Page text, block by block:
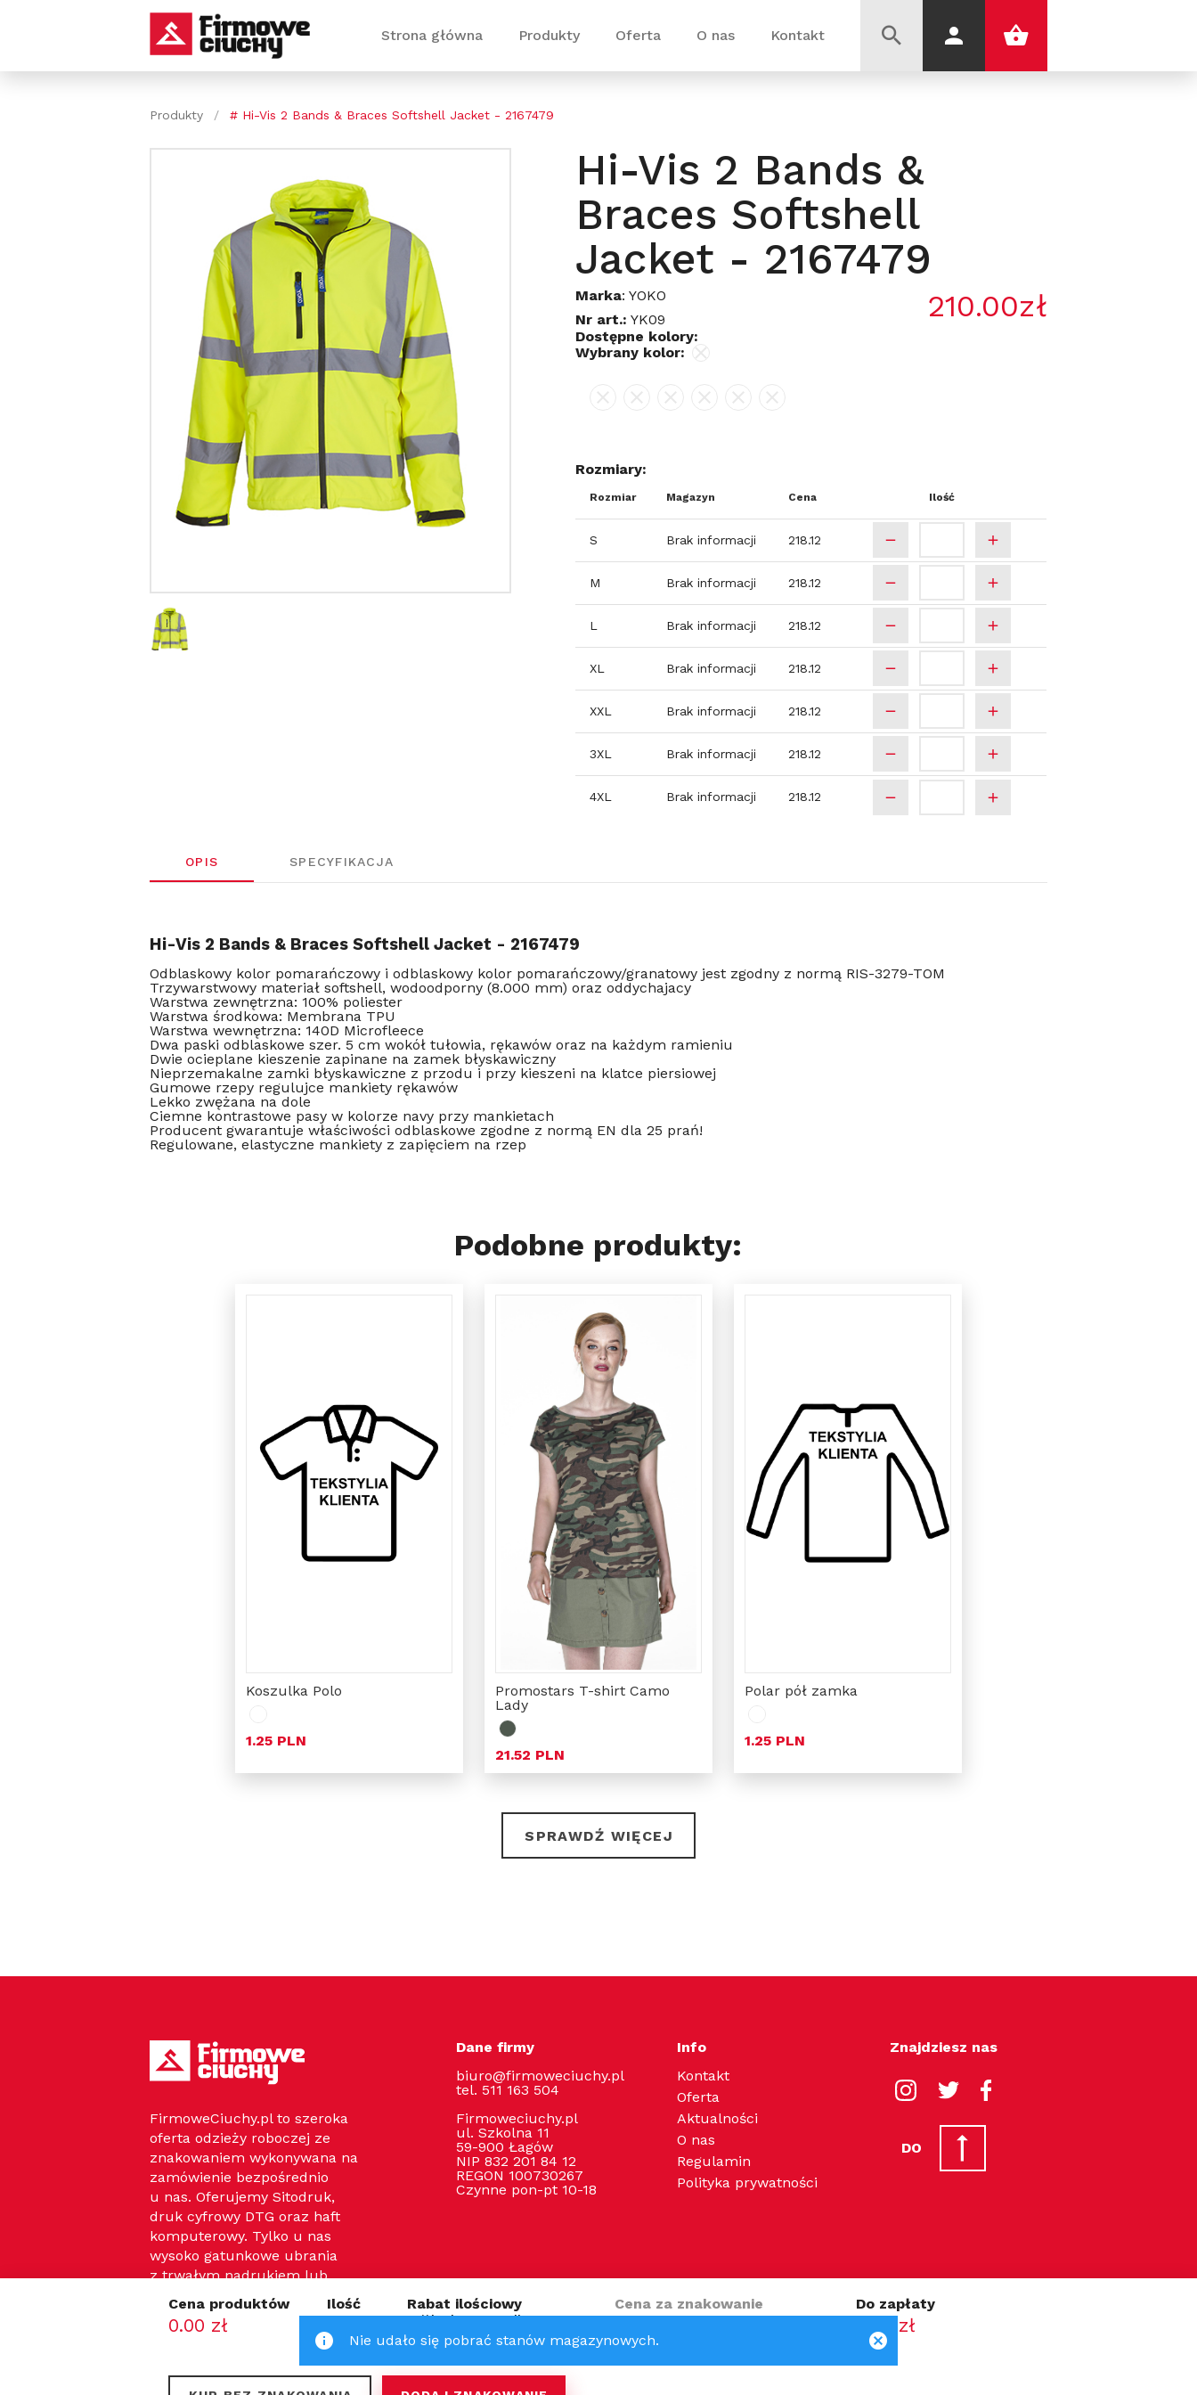
Strona główna Produkty Oferta O nas Kontakt
Produkty / # Hi-Vis 2 Bands & Braces Softshell Jacket - 2167479
Hi-Vis 2 Bands &
Braces Softshell
Jacket - 2167479
Marka: YOKO
Nr art.: YK09 210.00zł
Dostępne kolory:
Wybrany kolor:
Rozmiary:
Rozmiar Magazyn Cena Ilość
S Brak informacji 218.12
M Brak informacji 218.12
L Brak informacji 218.12
XL Brak informacji 218.12
XXL Brak informacji 218.12
3XL Brak informacji 218.12
4XL Brak informacji 218.12
OPIS SPECYFIKACJA
Hi-Vis 2 Bands & Braces Softshell Jacket - 2167479
Odblaskowy kolor pomarańczowy i odblaskowy kolor pomarańczowy/granatowy jest zgodny z normą RIS-3279-TOM
Trzywarstwowy materiał softshell, wodoodporny (8.000 mm) oraz oddychajacy
Warstwa zewnętrzna: 100% poliester
Warstwa środkowa: Membrana TPU
Warstwa wewnętrzna: 140D Microfleece
Dwa paski odblaskowe szer. 5 cm wokół tułowia, rękawów oraz na każdym ramieniu
Dwie ocieplane kieszenie zapinane na zamek błyskawiczny
Nieprzemakalne zamki błyskawiczne z przodu i przy kieszeni na klatce piersiowej
Gumowe rzepy regulujce mankiety rękawów
Lekko zwężana na dole
Ciemne kontrastowe pasy w kolorze navy przy mankietach
Producent gwarantuje właściwości odblaskowe zgodne z normą EN dla 25 prań!
Regulowane, elastyczne mankiety z zapięciem na rzep
Podobne produkty:
Koszulka Polo
1.25 PLN
Promostars T-shirt Camo
Lady
21.52 PLN
Polar pół zamka
1.25 PLN
SPRAWDŹ WIĘCEJ
Cena produktów
0.00 zł
Ilość
Sztuk
Rabat ilościowy
w produkcie z nadrukiem
Cena za znakowanie
(0 zł / szt)
Do zapłaty
0.00 zł
FirmoweCiuchy.pl to szeroka
oferta odzieży roboczej ze
znakowaniem wykonywana na
zamówienie bezpośrednio
u nas. Oferujemy Sitodruk,
druk cyfrowy DTG oraz haft
komputerowy. Tylko u nas
wysoko gatunkowe ubrania
z trwałym nadrukiem lub
haftem najlepszej cenie.
Dane firmy
biuro@firmoweciuchy.pl
tel. 511 163 504
Firmoweciuchy.pl
ul. Szkolna 11
59-900 Łagów
NIP 832 201 84 12
REGON 100730267
Czynne pon-pt 10-18
Info
Kontakt
Oferta
Aktualności
O nas
Regulamin
Polityka prywatności
Znajdziesz nas
DO